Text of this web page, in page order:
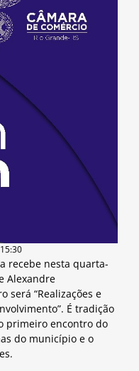
15:30
recebe nesta quarta-
Alexandre
será “Realizações e
É tradição
primeiro encontro do
do município e o